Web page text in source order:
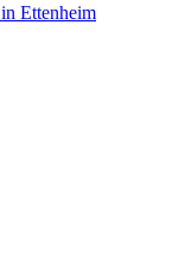
Ettenheim